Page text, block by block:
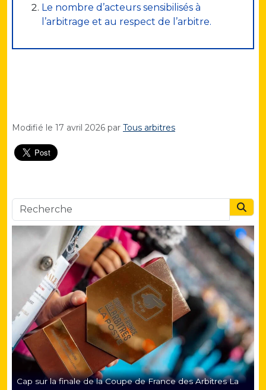
Le nombre d’acteurs sensibilisés à
l’arbitrage et au respect de l’arbitre.
Modifié le 17 avril 2026 par Tous arbitres
Cap sur la finale de la Coupe de France des Arbitres La